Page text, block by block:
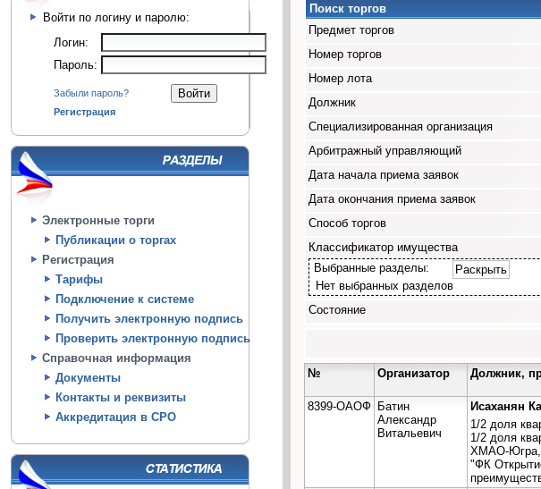
Войти по логину и паролю:
Логин:
Пароль:
Забыли пароль?
Регистрация
Электронные торги
Публикации о торгах
Регистрация
Тарифы
Подключение к системе
Получить электронную подпись
Проверить электронную подпись
Справочная информация
Документы
Контакты и реквизиты
Аккредитация в СРО
Поиск торгов
Предмет торгов
Номер торгов
Номер лота
Должник
Специализированная организация
Арбитражный управляющий
Дата начала приема заявок
Дата окончания приема заявок
Способ торгов
Классификатор имущества
Выбранные разделы:
Раскрыть
Нет выбранных разделов
Состояние
№ Организатор Должник,
8399-ОАОФ Батин
Александр
Витальевич
Исаханян
1/2 доля
1/2 доля
ХМАО-Югра,
"ФК